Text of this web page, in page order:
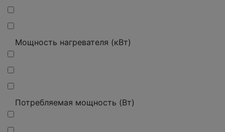
Мощность нагревателя (кВт)
Потребляемая мощность (Вт)